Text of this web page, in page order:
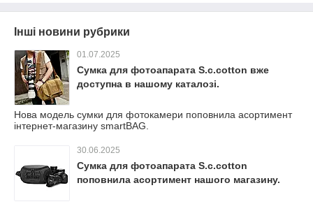
Інші новини рубрики
01.07.2025
Сумка для фотоапарата S.c.cotton вже
доступна в нашому каталозі.
Нова модель сумки для фотокамери поповнила асортимент
інтернет-магазину smartBAG.
30.06.2025
Сумка для фотоапарата S.c.cotton
поповнила асортимент нашого магазину.